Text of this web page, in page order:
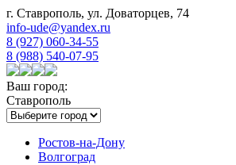
г. Ставрополь, ул. Доваторцев, 74
info-ude@yandex.ru
8 (927) 060-34-55
8 (988) 540-07-95
Ваш город:
Ставрополь
Ростов-на-Дону
Волгоград